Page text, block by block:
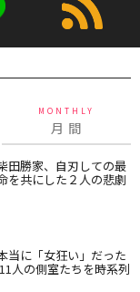
MONTHLY
月 間
田勝家、自刃しての最
共にした２人の悲劇
当に「女狂い」だった
人の側室たちを時系列